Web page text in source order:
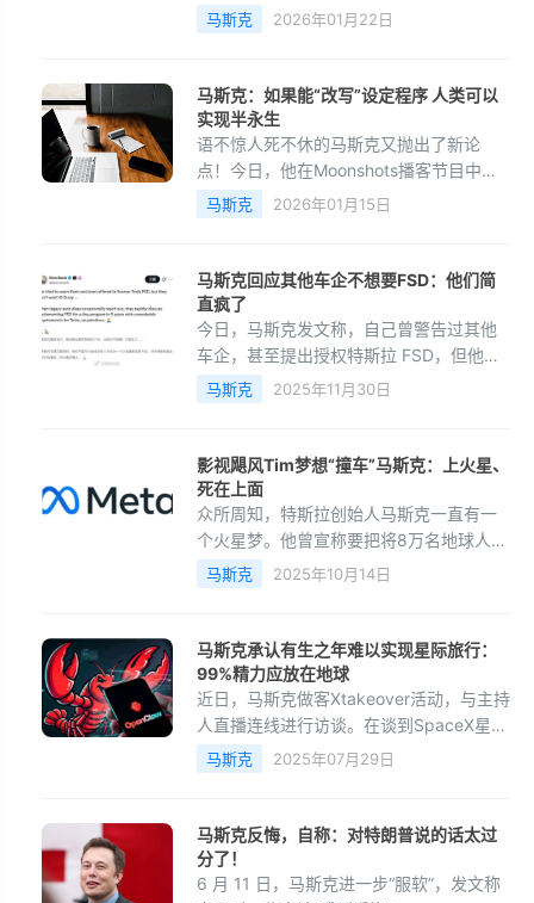
人民币。据悉，马斯克的财富核心主要来
源于SpaceX、特斯拉及xAI三大业务的股
马斯克 2026年01月22日
马斯克：如果能“改写”设定程序 人类可以
实现半永生
语不惊人死不休的马斯克又抛出了新论
点！今日，他在Moonshots播客节目中明
确表示：人类可以实现半永生，如果能改
写设定的程序，就能活得更久。”他进一步
马斯克 2026年01月15日
马斯克回应其他车企不想要FSD：他们简
直疯了
今日，马斯克发文称，自己曾警告过其他
车企，甚至提出授权特斯拉 FSD，但他们
不想要，属实是疯了。当传统车企偶尔联
系时，他们只是在讨论五年后一个小项目
马斯克 2025年11月30日
影视飓风Tim梦想“撞车”马斯克：上火星、
死在上面
众所周知，特斯拉创始人马斯克一直有一
个火星梦。他曾宣称要把将8万名地球人送
往火星殖民，他们将在火星上过上自给自
足的生活，并在火星上休养生息，繁衍后
马斯克 2025年10月14日
马斯克承认有生之年难以实现星际旅行：
99%精力应放在地球
近日，马斯克做客Xtakeover活动，与主持
人直播连线进行访谈。在谈到SpaceX星际
旅行计划时，马斯克表示，可能在我有生
之年实现不了，但最终会实现。对于移民
马斯克 2025年07月29日
马斯克反悔，自称：对特朗普说的话太过
分了！
6 月 11 日，马斯克进一步“服软”，发文称